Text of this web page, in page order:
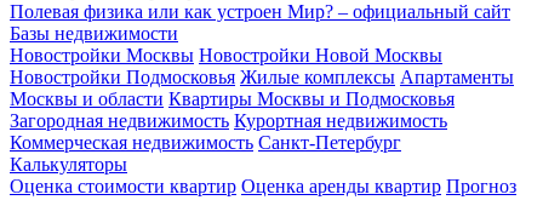
Полевая физика или как устроен Мир? – официальный сайт
Базы недвижимости
Новостройки Москвы Новостройки Новой Москвы
Новостройки Подмосковья Жилые комплексы Апартаменты
Москвы и области Квартиры Москвы и Подмосковья
Загородная недвижимость Курортная недвижимость
Коммерческая недвижимость Санкт-Петербург
Калькуляторы
Оценка стоимости квартир Оценка аренды квартир Прогноз